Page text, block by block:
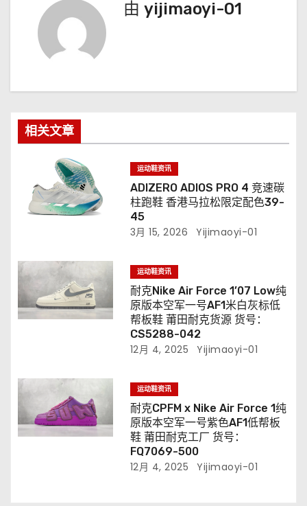
由 yijimaoyi-01
相关文章
运动鞋资讯
ADIZERO ADIOS PRO 4 竞速碳
柱跑鞋 香港马拉松限定配色39-
45
3月 15, 2026 Yijimaoyi-01
运动鞋资讯
耐克Nike Air Force 1’07 Low纯
原版本空军一号AF1米白灰标低
帮板鞋 莆田耐克货源 货号：
CS5288-042
12月 4, 2025 Yijimaoyi-01
运动鞋资讯
耐克CPFM x Nike Air Force 1纯
原版本空军一号紫色AF1低帮板
鞋 莆田耐克工厂 货号：
FQ7069-500
12月 4, 2025 Yijimaoyi-01